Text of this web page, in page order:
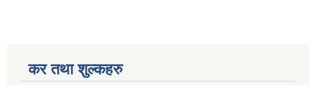
कर तथा शुल्कहरु